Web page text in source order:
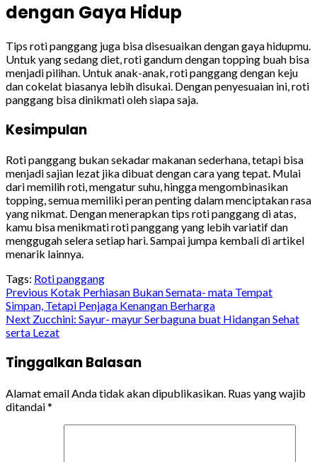
dengan Gaya Hidup
Tips roti panggang juga bisa disesuaikan dengan gaya hidupmu.
Untuk yang sedang diet, roti gandum dengan topping buah bisa
menjadi pilihan. Untuk anak-anak, roti panggang dengan keju
dan cokelat biasanya lebih disukai. Dengan penyesuaian ini, roti
panggang bisa dinikmati oleh siapa saja.
Kesimpulan
Roti panggang bukan sekadar makanan sederhana, tetapi bisa
menjadi sajian lezat jika dibuat dengan cara yang tepat. Mulai
dari memilih roti, mengatur suhu, hingga mengombinasikan
topping, semua memiliki peran penting dalam menciptakan rasa
yang nikmat. Dengan menerapkan tips roti panggang di atas,
kamu bisa menikmati roti panggang yang lebih variatif dan
menggugah selera setiap hari. Sampai jumpa kembali di artikel
menarik lainnya.
Tags: Roti panggang
Continue
Reading
Previous Kotak Perhiasan Bukan Semata- mata Tempat
Simpan, Tetapi Penjaga Kenangan Berharga
Next Zucchini: Sayur- mayur Serbaguna buat Hidangan Sehat
serta Lezat
Tinggalkan Balasan
Alamat email Anda tidak akan dipublikasikan. Ruas yang wajib
ditandai*